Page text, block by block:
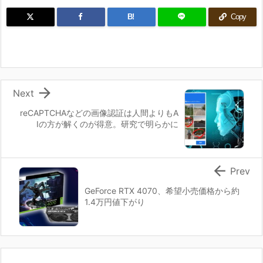
B! Copy
reCAPTCHAなどの画像認証は人間よりもA
Iの方が解くのが得意。研究で明らかに

Next
GeForce RTX 4070、希望小売価格から約
1.4万円値下がり
 Prev